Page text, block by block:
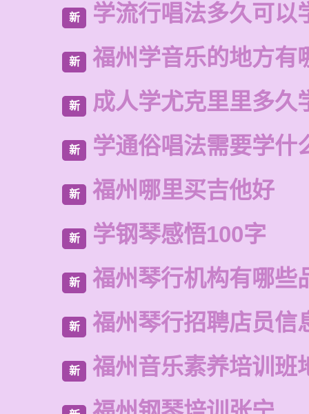
新 学流行唱法多久可以
新 福州学音乐的地方有
新 成人学尤克里里多久
新 学通俗唱法需要学什
新 福州哪里买吉他好
新 学钢琴感悟100字
新 福州琴行机构有哪些
新 福州琴行招聘店员信
新 福州音乐素养培训班